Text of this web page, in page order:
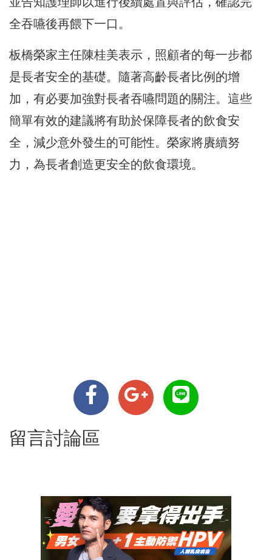
全吞嚥後再餵下一口。
板橋榮家主任陳桂美表示，照顧者的每一步都
是長者安全的基礎。隨著高齡長者比例的增
加，有必要加強對長者吞嚥問題的關注。這些
簡單有效的建議將有助於保障長者的飲食安
全，減少意外發生的可能性。榮家將賡續努
力，為長者創造更安全的飲食環境。
留言討論區